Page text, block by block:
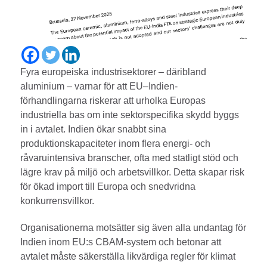
Fyra europeiska industrisektorer – däribland
aluminium – varnar för att EU–Indien-
förhandlingarna riskerar att urholka Europas
industriella bas om inte sektorspecifika skydd byggs
in i avtalet. Indien ökar snabbt sina
produktionskapaciteter inom flera energi- och
råvaruintensiva branscher, ofta med statligt stöd och
lägre krav på miljö och arbetsvillkor. Detta skapar risk
för ökad import till Europa och snedvridna
konkurrensvillkor.
Organisationerna motsätter sig även alla undantag för
Indien inom EU:s CBAM-system och betonar att
avtalet måste säkerställa likvärdiga regler för klimat